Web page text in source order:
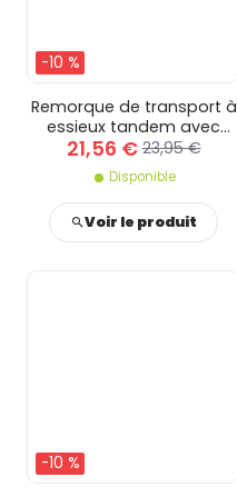
-10 %
Remorque de transport à
essieux tandem avec
panneau amovible
21,56 € 23,95 €
Disponible
Voir le produit
-10 %